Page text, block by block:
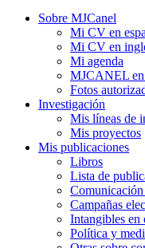
Sobre MJCanel
Mi CV en
Mi CV en
Mi agenda
MJCANEL en
Fotos
Investigación
Mis líneas de
Mis proyectos
Mis publicaciones
Libros
Lista de
Campañas
Intangibles en
Política y